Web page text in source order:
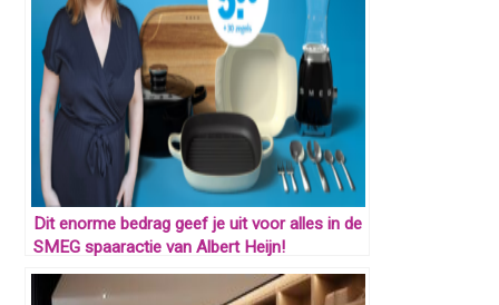
Dit enorme bedrag geef je uit voor alles in de
SMEG spaaractie van Albert Heijn!